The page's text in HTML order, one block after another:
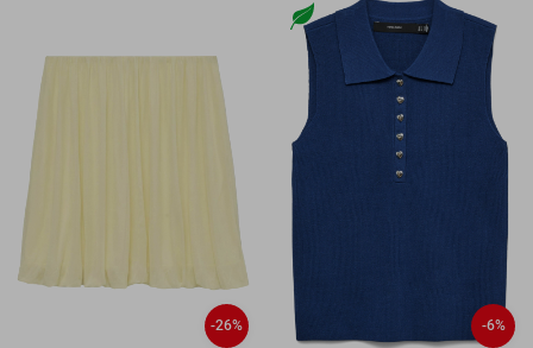
-26% -6%